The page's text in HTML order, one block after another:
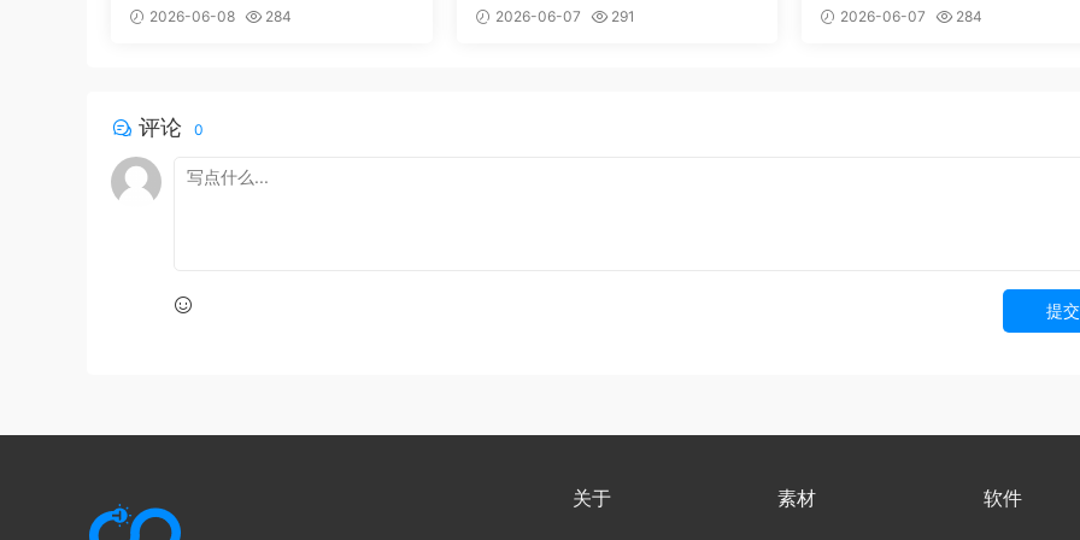
2026-06-08 284 成完整施工流程动画
2026-06-07 291 2026-06-07 284
评论 0
提交
关于 素材 软件